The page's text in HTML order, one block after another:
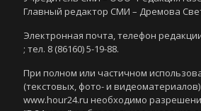
Главный редактор СМИ – Дремова
Электронная почта, телефон
; тел. 8 (86160) 5-19-88.
При полном или частичном
(текстовых, фото- и видеоматериалов)
www.hour24.ru необходимо